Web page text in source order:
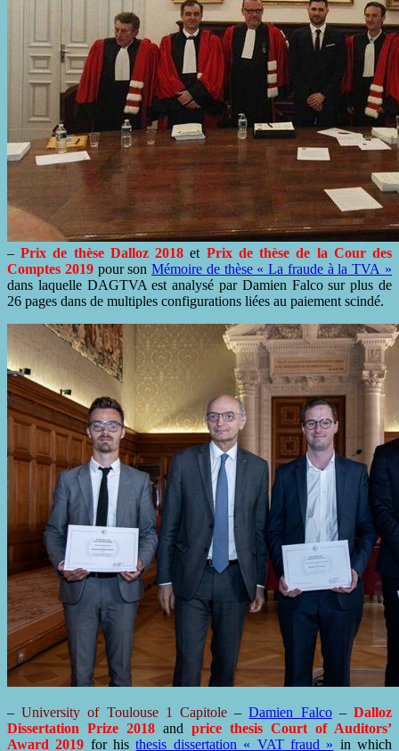
–Prix de thèse Dalloz 2018 et Prix de thèse de la Cour des
Comptes 2019pour sonMémoire de thèse « La fraude à la TVA »
dans laquelle DAGTVA est analysé par Damien Falco sur plus de
26 pages dans de multiples configurations liées au paiement scindé.
–University of Toulouse 1 Capitole –Damien Falco–Dalloz
Dissertation Prize 2018 and price thesis Court of Auditors’
Award 2019 for histhesis dissertation « VAT fraud » in which